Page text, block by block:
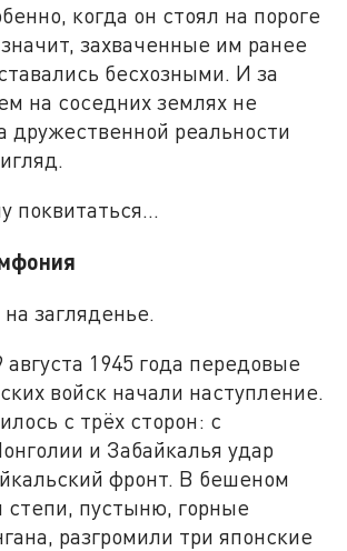
когда он стоял на пороге
захваченные им ранее
бесхозными. И за
на соседних землях не
дружественной реальности
поквитаться...
загляденье.
августа 1945 года передовые
войск начали наступление.
с трёх сторон: с
и Забайкалья удар
фронт. В бешеном
степи, пустыню, горные
разгромили три японские